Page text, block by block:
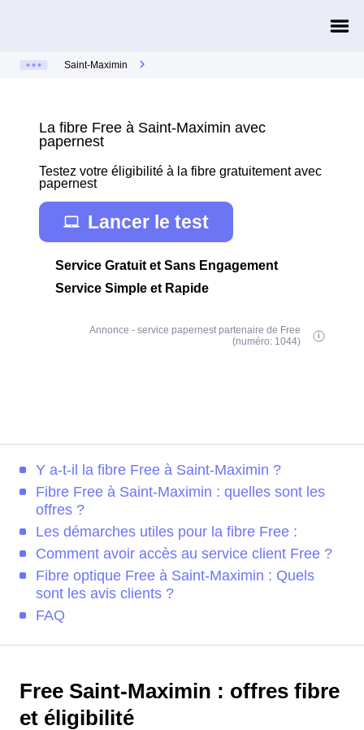
Saint-Maximin
La fibre Free à Saint-Maximin avec
papernest
Testez votre éligibilité à la fibre gratuitement avec
papernest
Lancer le test
Service Gratuit et Sans Engagement
Service Simple et Rapide
Annonce - service papernest partenaire de Free
(numéro: 1044)
Y a-t-il la fibre Free à Saint-Maximin ?
Fibre Free à Saint-Maximin : quelles sont les
offres ?
Les démarches utiles pour la fibre Free :
Comment avoir accès au service client Free ?
Fibre optique Free à Saint-Maximin : Quels
sont les avis clients ?
FAQ
Free Saint-Maximin : offres fibre
et éligibilité